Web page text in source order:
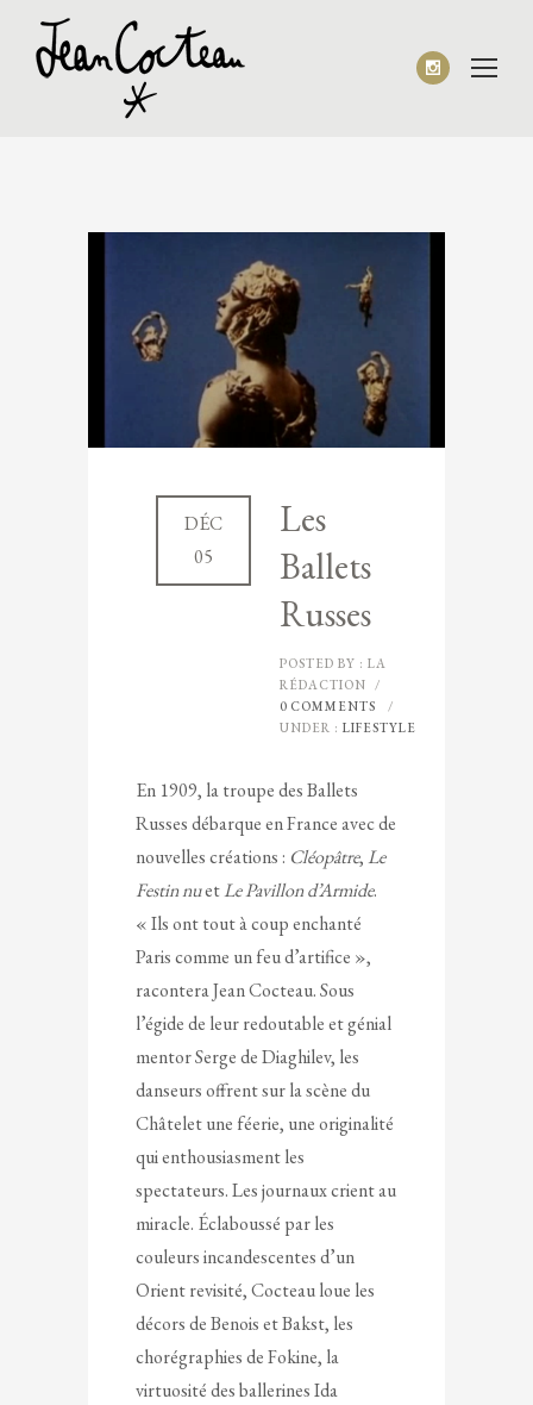
DÉC
05
Les
Ballets
Russes
POSTED BY : LA
RÉDACTION /
0 COMMENTS
/
UNDER : LIFESTYLE
En 1909, la troupe des Ballets
Russes débarque en France avec de
nouvelles créations : Cléopâtre,Le
Festin nuetLe Pavillon d’Armide.
« Ils ont tout à coup enchanté
Paris comme un feu d’artifice »,
racontera Jean Cocteau. Sous
l’égide de leur redoutable et génial
mentor Serge de Diaghilev, les
danseurs offrent sur la scène du
Châtelet une féerie, une originalité
qui enthousiasment les
spectateurs. Les journaux crient au
miracle. Éclaboussé par les
couleurs incandescentes d’un
Orient revisité, Cocteau loue les
décors de Benois et Bakst, les
chorégraphies de Fokine, la
virtuosité des ballerines Ida